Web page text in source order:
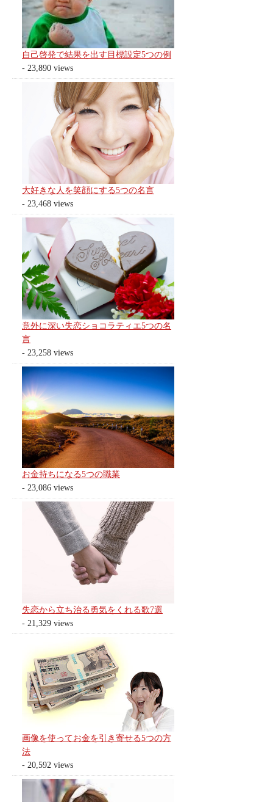
自己啓発で結果を出す目標設定5つの例
- 23,890 views
大好きな人を笑顔にする5つの名言
- 23,468 views
意外に深い失恋ショコラティエ5つの名
言
- 23,258 views
お金持ちになる5つの職業
- 23,086 views
失恋から立ち治る勇気をくれる歌7選
- 21,329 views
画像を使ってお金を引き寄せる5つの方
法
- 20,592 views